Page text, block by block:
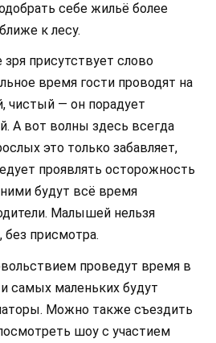
себе жильё более
к лесу.
зря присутствует слово
время гости проводят на
чистый — он порадует
А вот волны здесь всегда
это только забавляет,
проявлять осторожность
будут всё время
Малышей нельзя
без присмотра.
проведут время в
самых маленьких будут
Можно также съездить
шоу с участием